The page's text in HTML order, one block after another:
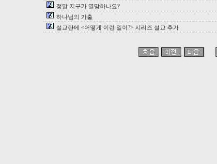
정말 지구가 멸망하나요?
하나님의 가출
설교란에 <어떻게 이런 일이?> 시리즈 설교 추가